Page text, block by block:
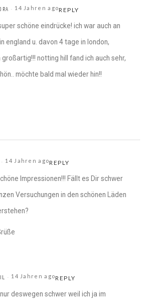
14 Jahren agoREPLY
schöne eindrücke! ich war auch an
england u. davon 4 tage in london,
notting hill fand ich auch sehr,
möchte bald mal wieder hin!!
14 Jahren agoREPLY
Impressionen!!! Fällt es Dir schwer
Versuchungen in den schönen Läden
14 Jahren agoREPLY
deswegen schwer weil ich ja im